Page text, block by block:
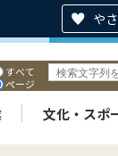
や
すべて
ページ
文化・スポ